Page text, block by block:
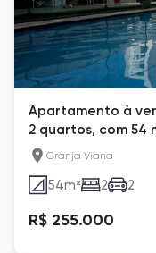
Apartamento à
2 quartos, com 54
Esquilos
Granja Viana
54m² 2 2
R$ 255.000